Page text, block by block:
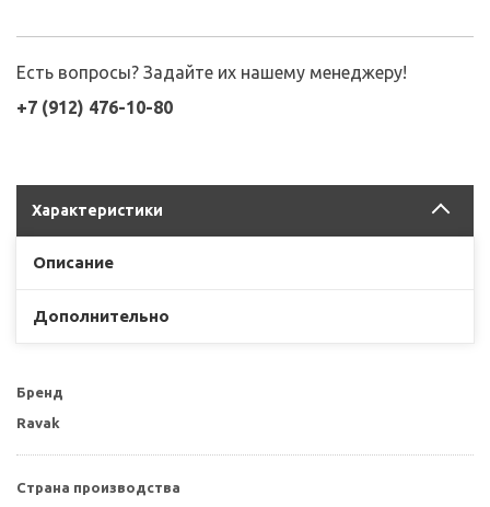
Есть вопросы? Задайте их нашему менеджеру!
+7 (912) 476-10-80
Характеристики
Описание
Дополнительно
Бренд
Ravak
Страна производства